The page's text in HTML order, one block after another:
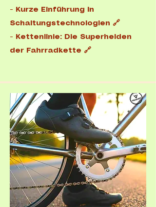
-
Kurze Einführung in
Schaltungstechnologien 🔗
-
Kettenlinie: Die Superhelden
der Fahrradkette 🔗